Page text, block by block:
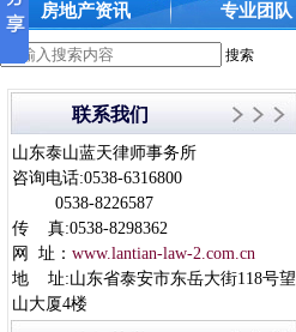
房地产资讯
专业团队
搜索
联系我们
山东泰山蓝天律师事务所
咨询电话:0538-6316800
0538-8226587
传 真:0538-8298362
网 址： www.lantian-law-2.com.cn
地 址:山东省泰安市东岳大街118号望
山大厦4楼